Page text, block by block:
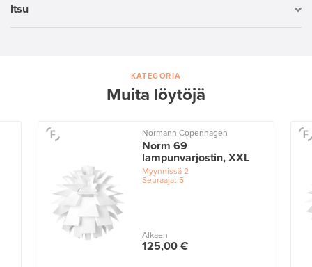
Itsu
KATEGORIA
Muita löytöjä
Normann Copenhagen
Norm 69
lampunvarjostin, XXL
Myynnissä2
Seuraajat5
Alkaen
125,00 €